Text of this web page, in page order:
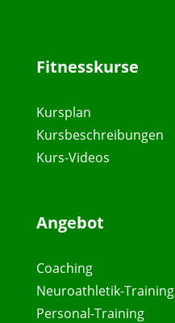
Fitnesskurse
Kursplan
Kursbeschreibungen
Kurs-Videos
Angebot
Coaching
Neuroathletik-Training
Personal-Training